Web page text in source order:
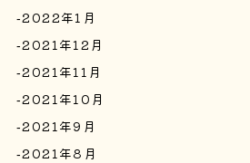
2022年1月
2021年12月
2021年11月
2021年10月
2021年9月
2021年8月